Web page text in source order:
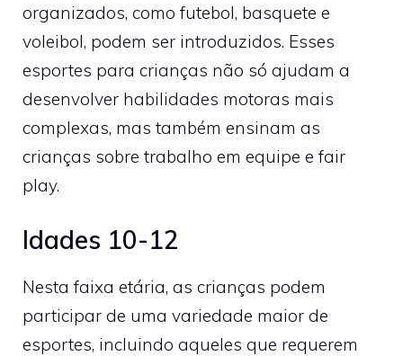
organizados, como futebol, basquete e
voleibol, podem ser introduzidos. Esses
esportes para crianças não só ajudam a
desenvolver habilidades motoras mais
complexas, mas também ensinam as
crianças sobre trabalho em equipe e fair
play.
Idades 10-12
Nesta faixa etária, as crianças podem
participar de uma variedade maior de
esportes, incluindo aqueles que requerem